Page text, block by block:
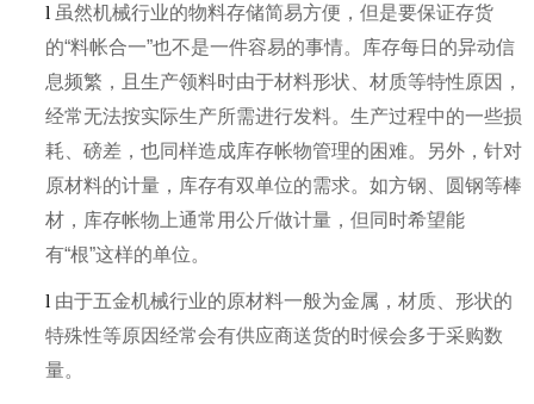
l 虽然机械行业的物料存储简易方便，但是要保证存货
的“料帐合一”也不是一件容易的事情。库存每日的异动信
息频繁，且生产领料时由于材料形状、材质等特性原因，
经常无法按实际生产所需进行发料。生产过程中的一些损
耗、磅差，也同样造成库存帐物管理的困难。另外，针对
原材料的计量，库存有双单位的需求。如方钢、圆钢等棒
材，库存帐物上通常用公斤做计量，但同时希望能
有“根”这样的单位。
l 由于五金机械行业的原材料一般为金属，材质、形状的
特殊性等原因经常会有供应商送货的时候会多于采购数
量。